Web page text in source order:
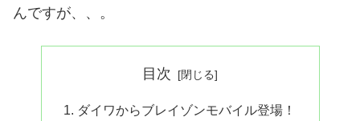
んですが、、。
目次
ダイワからブレイゾンモバイル登場！